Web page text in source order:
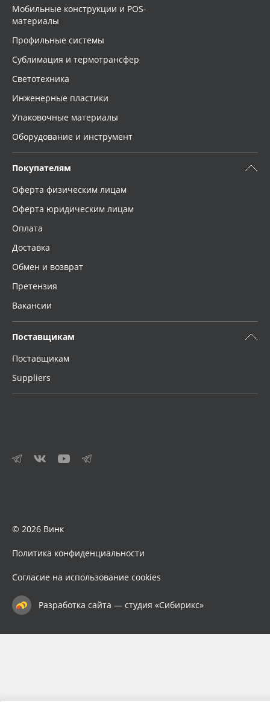
Мобильные конструкции и POS-
материалы
Профильные системы
Сублимация и термотрансфер
Светотехника
Инженерные пластики
Упаковочные материалы
Оборудование и инструмент
Покупателям
Оферта физическим лицам
Оферта юридическим лицам
Оплата
Доставка
Обмен и возврат
Претензия
Вакансии
Поставщикам
Поставщикам
Suppliers
© 2026 Винк
Политика конфиденциальности
Согласие на использование cookies
Разработка сайта — студия «Сибирикс»